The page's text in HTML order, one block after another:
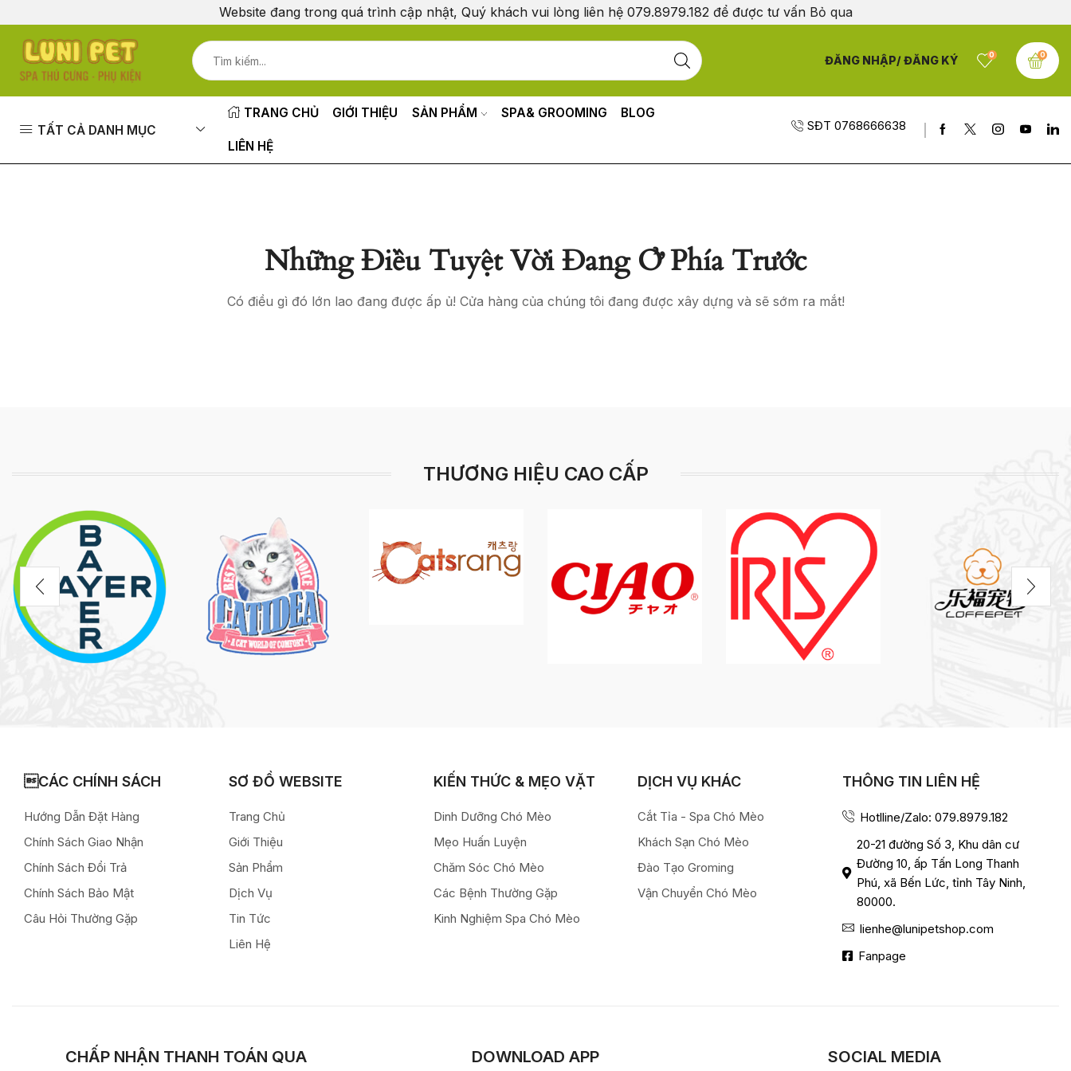
Website đang trong quá trình cập nhật, Quý khách vui lòng liên hệ 079.8979.182 để được tư vấn Bỏ qua
ĐĂNG NHẬP/ ĐĂNG KÝ 0 0
TẤT CẢ DANH MỤC
TRANG CHỦ GIỚI THIỆU SẢN PHẨM SPA& GROOMING BLOG
LIÊN HỆ
SĐT 0768666638
Những Điều Tuyệt Vời Đang Ở Phía Trước
Có điều gì đó lớn lao đang được ấp ủ! Cửa hàng của chúng tôi đang được xây dựng và sẽ sớm ra mắt!
THƯƠNG HIỆU CAO CẤP
CÁC CHÍNH SÁCH
Hướng Dẫn Đặt Hàng
Chính Sách Giao Nhận
Chính Sách Đổi Trả
Chính Sách Bảo Mật
Câu Hỏi Thường Gặp
SƠ ĐỒ WEBSITE
Trang Chủ
Giới Thiệu
Sản Phẩm
Dịch Vụ
Tin Tức
Liên Hệ
KIẾN THỨC & MẸO VẶT
Dinh Dưỡng Chó Mèo
Mẹo Huấn Luyện
Chăm Sóc Chó Mèo
Các Bệnh Thường Gặp
Kinh Nghiệm Spa Chó Mèo
DỊCH VỤ KHÁC
Cắt Tỉa - Spa Chó Mèo
Khách Sạn Chó Mèo
Đào Tạo Groming
Vận Chuyển Chó Mèo
THÔNG TIN LIÊN HỆ
Hotlline/Zalo: 079.8979.182
20-21 đường Số 3, Khu dân cư
Đường 10, ấp Tấn Long Thanh
Phú, xã Bến Lức, tỉnh Tây Ninh,
80000.
lienhe@lunipetshop.com
Fanpage
CHẤP NHẬN THANH TOÁN QUA DOWNLOAD APP SOCIAL MEDIA